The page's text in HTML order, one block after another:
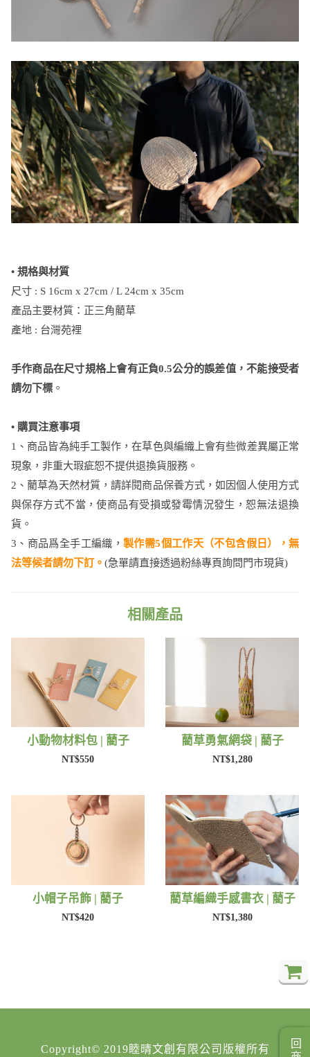
• 規格與材質
尺寸 : S 16cm x 27cm / L 24cm x 35cm
產品主要材質：正三角藺草
產地 : 台灣苑裡
手作商品在尺寸規格上會有正負0.5公分的誤差值，不能接受者
請勿下標 。
• 購買注意事項
1、商品皆為純手工製作，在草色與編織上會有些微差異屬正常
現象，非重大瑕疵恕不提供退換貨服務。
2、藺草為天然材質，請詳閱商品保養方式，如因個人使用方式
與保存方式不當，使商品有受損或發霉情況發生，恕無法退換
貨。
3、商品爲全手工編織，製作需5個工作天（不包含假日），無
法等候者請勿下訂。 ​(急單請直接透過粉絲專頁詢問門市現貨)
相關產品
小動物材料包 | 藺子
NT$550
藺草勇氣網袋 | 藺子
NT$1,280
小帽子吊飾 | 藺子
NT$420
藺草編織手感書衣 | 藺子
NT$1,380
Copyright© 2019睦晴文創有限公司版權所有